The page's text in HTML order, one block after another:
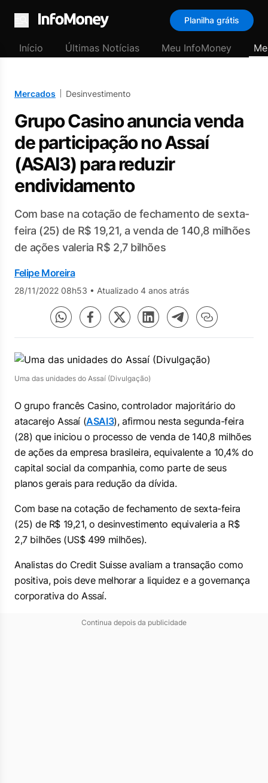
Menu
Planilha grátis
Início Últimas Notícias Meu InfoMoney
Mercados Desinvestimento
Grupo Casino anuncia venda
de participação no Assaí
(ASAI3) para reduzir
endividamento
Com base na cotação de fechamento de sexta-
feira (25) de R$ 19,21, a venda de 140,8 milhões
de ações valeria R$ 2,7 bilhões
Felipe Moreira
28/11/2022 08h53 • Atualizado 4 anos atrás
Uma das unidades do Assaí (Divulgação)
O grupo francês Casino, controlador majoritário do
atacarejo Assaí (ASAI3), afirmou nesta segunda-feira
(28) que iniciou o processo de venda de 140,8 milhões
de ações da empresa brasileira, equivalente a 10,4% do
capital social da companhia, como parte de seus
planos gerais para redução da dívida.
Com base na cotação de fechamento de sexta-feira
(25) de R$ 19,21, o desinvestimento equivaleria a R$
2,7 bilhões (US$ 499 milhões).
Analistas do Credit Suisse avaliam a transação como
positiva, pois deve melhorar a liquidez e a governança
corporativa do Assaí.
Continua depois da publicidade